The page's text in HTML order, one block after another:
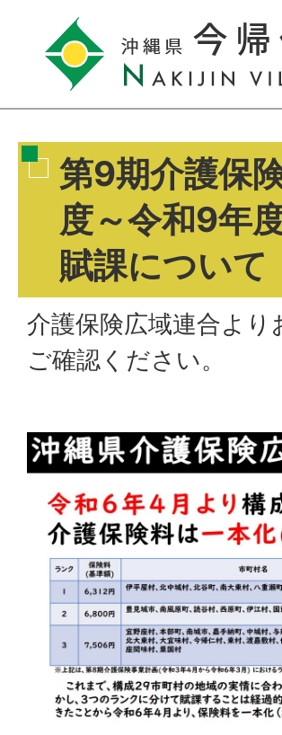
第9期介護保
度～令和9年
賦課について
介護保険広域連合よ
ご確認ください。